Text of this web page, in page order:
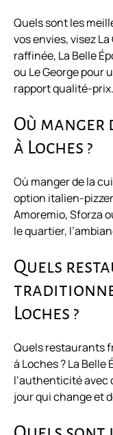
Quels sont les
vos envies, visez
raffinée, La Belle
ou Le George pour
rapport qualité-prix.
Où
à Loches ?
Où manger de la
option italien-
Amoremio, Sforza
le quartier,
Quels
Loches ?
Quels restaurants
à Loches ? La
l’authenticité avec
jour qui change et